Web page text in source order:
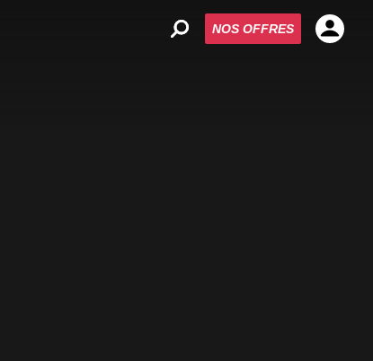
NOS OFFRES